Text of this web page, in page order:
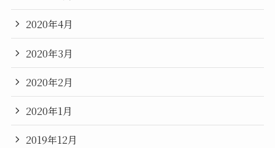
2020年4月
2020年3月
2020年2月
2020年1月
2019年12月